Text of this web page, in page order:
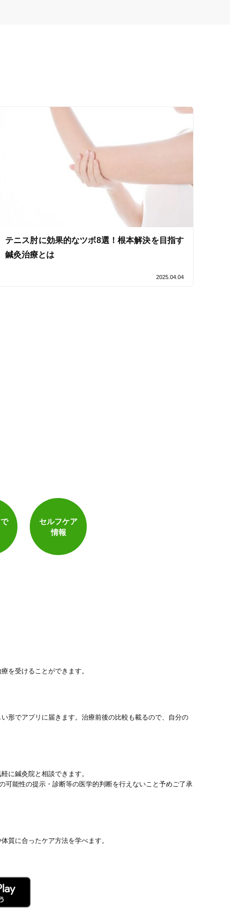
送迎あり
テニス肘に効果的なツボ8選！根本解決を目指す
鍼灸治療とは
2025.04.04
セルフケア
情報
を受けることができます。
形でアプリに届きます。治療前後の比較も載るので、自分の
に鍼灸院と相談できます。
能性の提示・診断等の医学的判断を行えないこと予めご了承
質に合ったケア方法を学べます。